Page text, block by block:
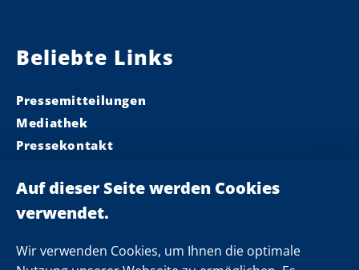
Wir verwenden Cookies, um Ihnen die optimale
Beliebte Links
Pressemitteilungen
Mediathek
Pressekontakt
Landeskabinett
Einsamkeit